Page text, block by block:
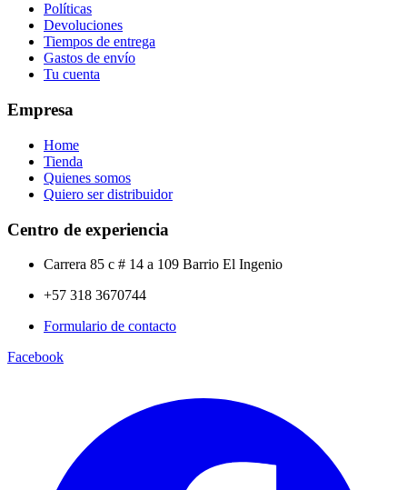
Políticas
Devoluciones
Tiempos de entrega
Gastos de envío
Tu cuenta
Empresa
Home
Tienda
Quienes somos
Quiero ser distribuidor
Centro de experiencia
Carrera 85 c # 14 a 109 Barrio El Ingenio
+57 318 3670744
Formulario de contacto
Facebook